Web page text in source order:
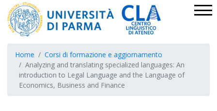
Home
Corsi di formazione e aggiornamento
Analyzing and translating specialized languages: An
introduction to Legal Language and the Language of
Economics, Business and Finance